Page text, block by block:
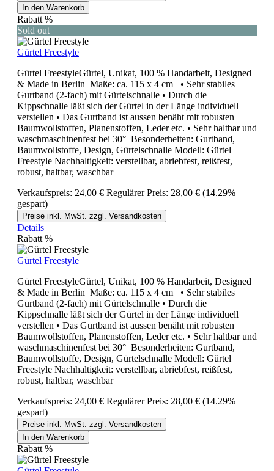
In den Warenkorb
Rabatt %
Sold out
Gürtel Freestyle
Gürtel FreestyleGürtel, Unikat, 100 % Handarbeit, Designed
& Made in Berlin Maße: ca. 115 x 4 cm • Sehr stabiles
Gurtband (2-fach) mit Gürtelschnalle • Durch die
Kippschnalle läßt sich der Gürtel in der Länge individuell
verstellen • Das Gurtband ist aussen benäht mit robusten
Baumwollstoffen, Planenstoffen, Leder etc. • Sehr haltbar und
waschmaschinenfest bei 30° Besonderheiten: Gurtband,
Baumwollstoffe, Design, Gürtelschnalle Modell: Gürtel
Freestyle Nachhaltigkeit: verstellbar, abriebfest, reißfest,
robust, haltbar, waschbar
Verkaufspreis: 24,00 € Regulärer Preis: 28,00 € (14.29%
gespart)
Preise inkl. MwSt. zzgl. Versandkosten
Details
Rabatt %
Gürtel Freestyle
Gürtel FreestyleGürtel, Unikat, 100 % Handarbeit, Designed
& Made in Berlin Maße: ca. 115 x 4 cm • Sehr stabiles
Gurtband (2-fach) mit Gürtelschnalle • Durch die
Kippschnalle läßt sich der Gürtel in der Länge individuell
verstellen • Das Gurtband ist aussen benäht mit robusten
Baumwollstoffen, Planenstoffen, Leder etc. • Sehr haltbar und
waschmaschinenfest bei 30° Besonderheiten: Gurtband,
Baumwollstoffe, Design, Gürtelschnalle Modell: Gürtel
Freestyle Nachhaltigkeit: verstellbar, abriebfest, reißfest,
robust, haltbar, waschbar
Verkaufspreis: 24,00 € Regulärer Preis: 28,00 € (14.29%
gespart)
Preise inkl. MwSt. zzgl. Versandkosten
In den Warenkorb
Rabatt %